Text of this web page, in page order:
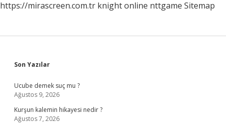
https://mirascreen.com.tr knight online nttgame Sitemap
Sidebar
Son Yazılar
Ucube demek suç mu ?
Ağustos 9, 2026
Kurşun kalemin hikayesi nedir ?
Ağustos 7, 2026